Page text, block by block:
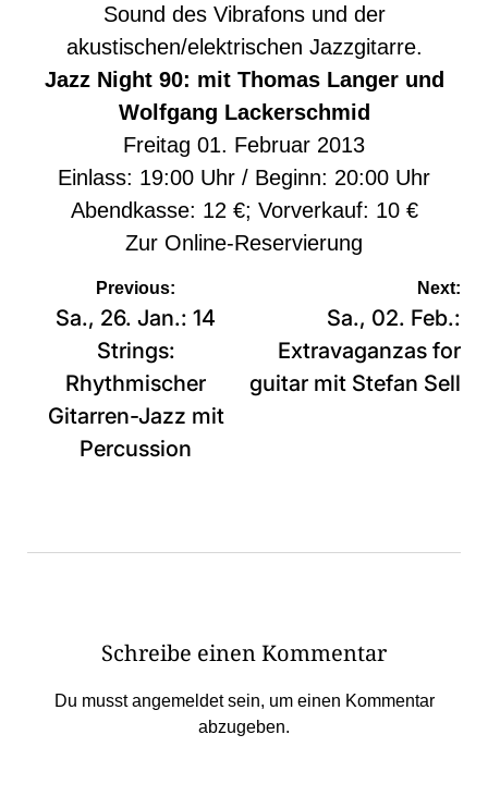
Sound des Vibrafons und der
akustischen/elektrischen Jazzgitarre.
Jazz Night 90: mit Thomas Langer und
Wolfgang Lackerschmid
Freitag 01. Februar 2013
Einlass: 19:00 Uhr / Beginn: 20:00 Uhr
Abendkasse: 12 €; Vorverkauf: 10 €
Zur Online-Reservierung
Beitragsnavigation
Previous:
Sa., 26. Jan.: 14
Strings:
Rhythmischer
Gitarren-Jazz mit
Percussion
Next:
Sa., 02. Feb.:
Extravaganzas for
guitar mit Stefan Sell
Schreibe einen Kommentar
Du musstangemeldetsein, um einen Kommentar
abzugeben.